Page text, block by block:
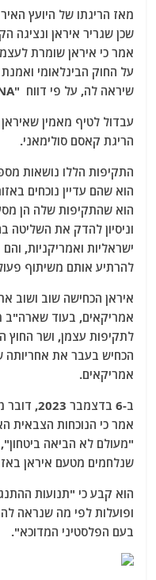
מאז הריגתו של היועץ
שכן שגריר איראן ונציגה
אמר כי איראן שומרת
על החוק הבינלאומי
שיראה לה, על פי דווח "IRNA" האיראנית.
עבדול לטיף מאמין
הריגת קאסם סולימאני.
התקיפות הללו נושאות
הוא שהם עדיין נוכחים
הוא שהתקיפות שלה הן
וניסיון להדק את השליטה
ישראליות ואמריקניות,
להרתיע אותם משיתוף
איראן הכחישה שוב ושוב
אמריקאים, בעוד שארה"ב
לתקיפות עצמן, ושר החוץ
הכחיש בעבר את אחריותה
אמריקאים.
ב-6
אמר כי הנוכחות הצבאית
"מעולם לא הביאה ביטחון",
שנלחמים מטעם איראן
הוא קבע כי "תנועות
ופועלות לפי מה שנראה
בעם הפלסטיני המדוכא".